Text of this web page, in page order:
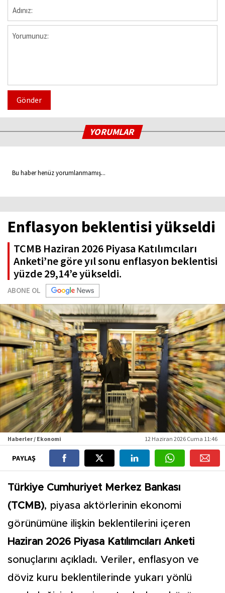
Gönder
YORUMLAR
Bu haber henüz yorumlanmamış...
Enflasyon beklentisi yükseldi
TCMB Haziran 2026 Piyasa Katılımcıları
Anketi’ne göre yıl sonu enflasyon beklentisi
yüzde 29,14’e yükseldi.
ABONE OL
Haberler / Ekonomi 12 Haziran 2026 Cuma 11:46
PAYLAŞ
Türkiye Cumhuriyet Merkez Bankası
(TCMB), piyasa aktörlerinin ekonomi
görünümüne ilişkin beklentilerini içeren
Haziran 2026 Piyasa Katılımcıları Anketi
sonuçlarını açıkladı. Veriler, enflasyon ve
döviz kuru beklentilerinde yukarı yönlü